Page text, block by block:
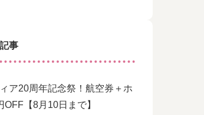
事
ア20周年記念祭！航空券＋ホ
OFF【8月10日まで】